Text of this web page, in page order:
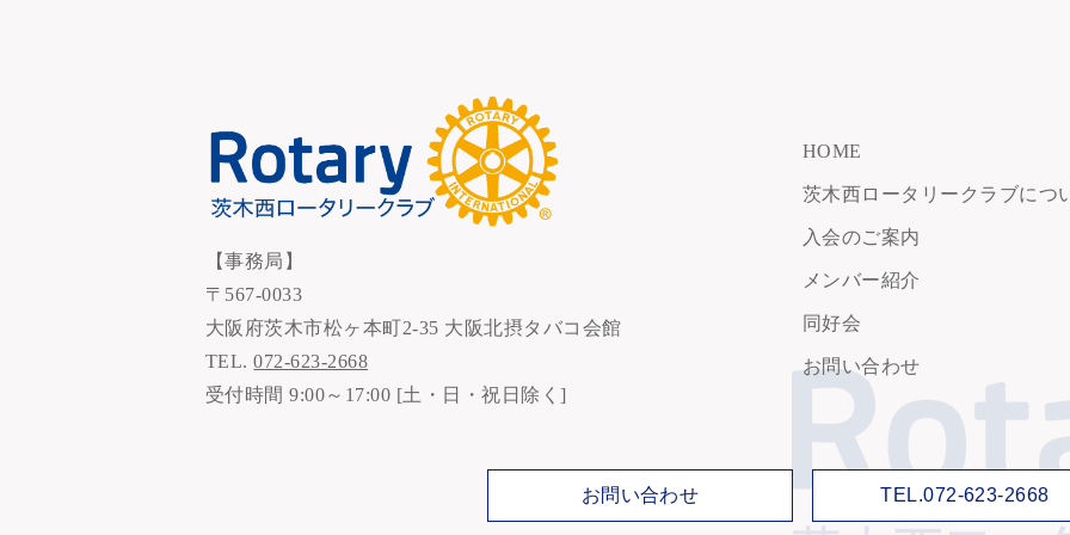
【事務局】
〒567-0033
大阪府茨木市松ヶ本町2-35 大阪北摂タバコ会館
TEL.072-623-2668
受付時間 9:00～17:00 [土・日・祝日除く]
HOME
茨木西ロータリークラブにつ
入会のご案内
メンバー紹介
同好会
お問い合わせ
お問い合わせ TEL.072-623-2668